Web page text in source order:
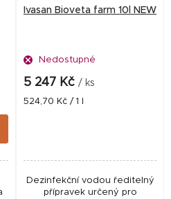
Ivasan Bioveta farm 10l NEW
Nedostupné
5 247 Kč / ks
Měrná
524,70 Kč / 1 l
Dezinfekční vodou ředitelný
přípravek určený pro